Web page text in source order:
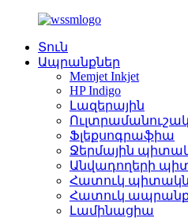
Տուն
Ապրանքներ
Memjet Inkjet
HP Indigo
Լազերային
Ֆլեքսոգրաֆիա
Ջերմային
Անվադողերի
Հատուկ
Հատուկ
Լամինացիա